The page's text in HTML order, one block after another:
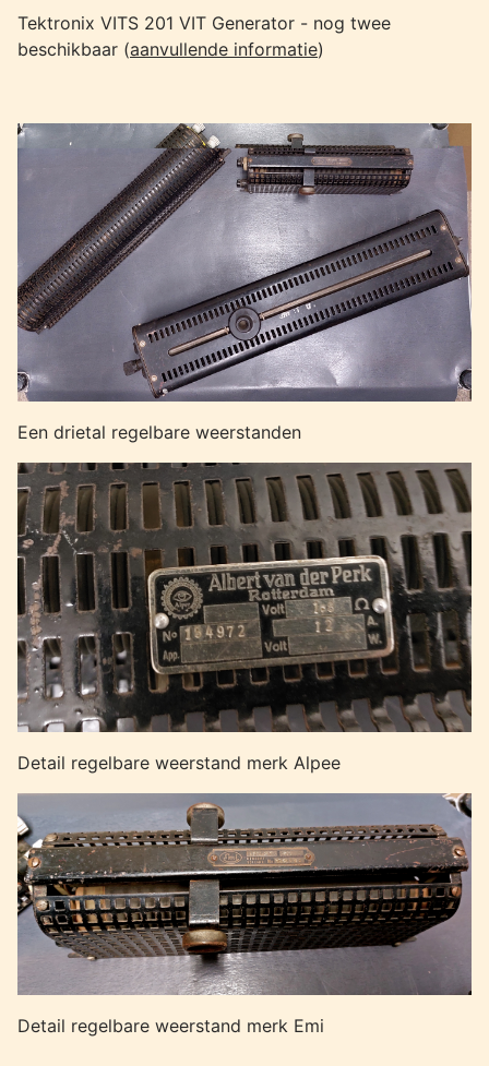
Tektronix VITS 201 VIT Generator - nog twee
beschikbaar (aanvullende informatie)
Een drietal regelbare weerstanden
Detail regelbare weerstand merk Alpee
Detail regelbare weerstand merk Emi